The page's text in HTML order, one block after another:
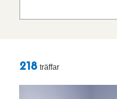
Sökresultat
218 träffar